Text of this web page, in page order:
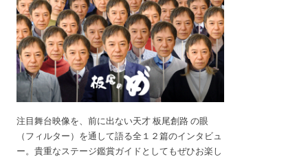
注目舞台映像を、前に出ない天才 板尾創路 の眼
（フィルター）を通して語る全１２篇のインタビュ
ー。貴重なステージ鑑賞ガイドとしてもぜひお楽し